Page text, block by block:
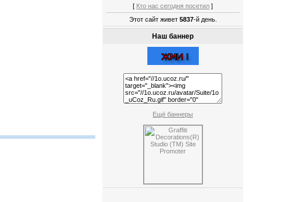
[ Кто нас сегодня посетил ]
Этот сайт живет 5837-й день.
Наш баннер
Ещё баннеры